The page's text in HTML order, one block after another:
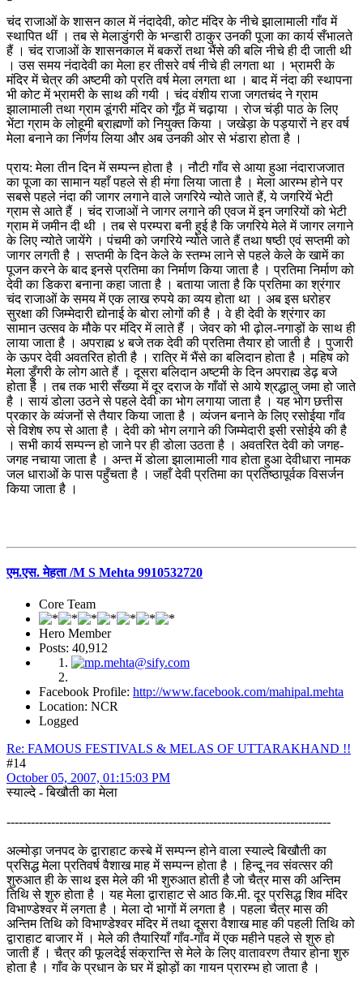
चंद राजाओं के शासन काल में नंदादेवी, कोट मंदिर के नीचे झालामाली गाँव में
स्थापित थीं । तब से मेलाडुंगरी के भन्डारी ठाकुर उनकी पूजा का कार्य सँभालते
हैं । चंद राजाओं के शासनकाल में बकरों तथा भैंसे की बलि नीचे ही दी जाती थी
। उस समय नंदादेवी का मेला हर तीसरे वर्ष नीचे ही लगता था । भ्रामरी के
मंदिर में चेत्र की अष्टमी को प्रति वर्ष मेला लगता था । बाद में नंदा की स्थापना
भी कोट में भ्रामरी के साथ की गयी । चंद वंशीय राजा जगतचंद ने ग्राम
झालामाली तथा ग्राम डूंगरी मंदिर को गूँठ में चढ़ाया । रोज चंड़ी पाठ के लिए
भेंटा ग्राम के लोहूमी ब्राह्मणों को नियुक्त किया । जखेड़ा के पड्यारों ने हर वर्ष
मेला बनाने का निर्णय लिया और अब उनकी ओर से भंडारा होता है ।
प्राय: मेला तीन दिन में सम्पन्न होता है । नौटी गाँव से आया हुआ नंदाराजजात
का पूजा का सामान यहाँ पहले से ही मंगा लिया जाता है । मेला आरम्भ होने पर
सबसे पहले नंदा की जागर लगाने वाले जगरिये न्योते जाते हैं, ये जगरियें भेटी
ग्राम से आते हैं । चंद राजाओं ने जागर लगाने की एवज में इन जगरियों को भेटी
ग्राम में जमीन दी थी । तब से परम्परा बनी हुई है कि जगरिये मेले में जागर लगाने
के लिए न्योते जायेंगे । पंचमी को जगरिये न्योते जाते हैं तथा षष्ठी एवं सप्तमी को
जागर लगती है । सप्तमी के दिन केले के स्तम्भ लाने से पहले केले के खामें का
पूजन करने के बाद इनसे प्रतिमा का निर्माण किया जाता है । प्रतिमा निर्माण को
देवी का डिकरा बनाना कहा जाता है । बताया जाता है कि प्रतिमा का श्रंगार
चंद राजाओं के समय में एक लाख रुपये का व्यय होता था । अब इस धरोहर
सुरक्षा की जिम्मेदारी द्योनाई के बोरा लोगों की है । वे ही देवी के श्रंगार का
सामान उत्सव के मौके पर मंदिर में लाते हैं । जेवर को भी ढ़ोल-नगाड़ों के साथ ही
लाया जाता है । अपराह्म ४ बजे तक देवी की प्रतिमा तैयार हो जाती है । पुजारी
के ऊपर देवी अवतरित होती है । रात्रि में भैंसे का बलिदान होता है । महिष को
मेला ड़ूँगरी के लोग आते हैं । दूसरा बलिदान अष्टमी के दिन अपराह्म डेढ़ बजे
होता है । तब तक भारी सँख्या में दूर दराज के गाँवों से आये श्रद्धालु जमा हो जाते
है । सायं डोला उठने से पहले देवी का भोग लगाया जाता है । यह भोग छत्तीस
प्रकार के व्यंजनों से तैयार किया जाता है । व्यंजन बनाने के लिए रसोईया गाँव
से विशेष रुप से आता है । देवी को भोग लगाने की जिम्मेदारी इसी रसोईये की है
। सभी कार्य सम्पन्न हो जाने पर ही डोला उठता है । अवतरित देवी को जगह-
जगह नचाया जाता है । अन्त में डोला झालामाली गाव होता हुआ देवीधारा नामक
जल धाराओं के पास पहुँचता है । जहाँ देवी प्रतिमा का प्रतिष्ठापूर्वक विसर्जन
किया जाता है ।
एम.एस. मेहता /M S Mehta 9910532720
Core Team
Hero Member
Posts: 40,912
Facebook Profile: http://www.facebook.com/mahipal.mehta
Location: NCR
Logged
Re: FAMOUS FESTIVALS & MELAS OF UTTARAKHAND !!
#14
October 05, 2007, 01:15:03 PM
स्याल्दे - बिखौती का मेला
--------------------------------------------------------------------------------
अल्मोड़ा जनपद के द्वाराहाट कस्बे में सम्पन्न होने वाला स्याल्दे बिखौती का
प्रसिद्ध मेला प्रतिवर्ष वैशाख माह में सम्पन्न होता है । हिन्दू नव संवत्सर की
शुरुआत ही के साथ इस मेले की भी शुरुआत होती है जो चैत्र मास की अन्तिम
तिथि से शुरु होता है । यह मेला द्वाराहाट से आठ कि.मी. दूर प्रसिद्ध शिव मंदिर
विभाण्डेश्वर में लगता है । मेला दो भागों में लगता है । पहला चैत्र मास की
अन्तिम तिथि को विभाण्डेश्वर मंदिर में तथा दूसरा वैशाख माह की पहली तिथि को
द्वाराहाट बाजार में । मेले की तैयारियाँ गाँव-गाँव में एक महीने पहले से शुरु हो
जाती हैं । चैत्र की फूलदेई संक्रान्ति से मेले के लिए वातावरण तैयार होना शुरु
होता है । गाँव के प्रधान के घर में झोड़ों का गायन प्रारम्भ हो जाता है ।